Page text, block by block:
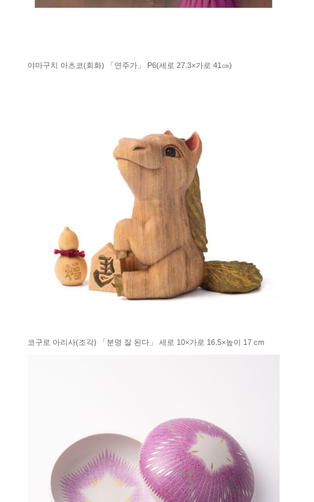
야마구치 아츠코(회화) 「연주가」 P6(세로 27.3×가로 41㎝)
코구로 아리사(조각) 「분명 잘 된다」 세로 10×가로 16.5×높이 17 cm